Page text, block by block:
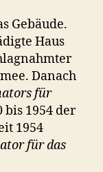
Gebäude.
Haus
Danach
für
1954 der
1954
für das